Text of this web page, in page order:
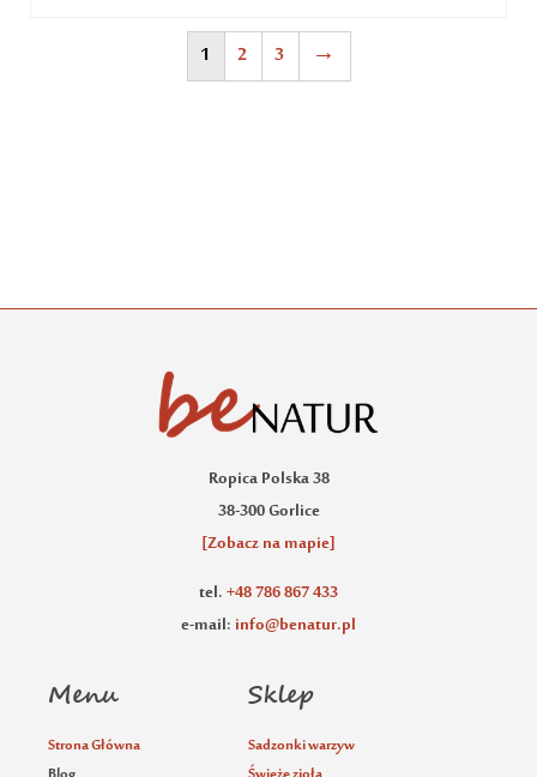
1 2 3 →
Ropica Polska 38
38-300 Gorlice
[Zobacz na mapie]
tel.+48 786 867 433
e-mail: info@benatur.pl
Menu
Strona Główna
Sklep
Sadzonki warzyw